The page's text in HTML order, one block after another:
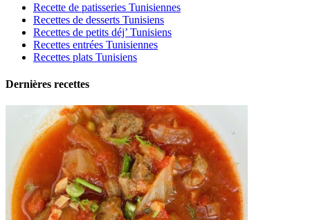
Recette de patisseries Tunisiennes
Recettes de desserts Tunisiens
Recettes de petits déj’ Tunisiens
Recettes entrées Tunisiennes
Recettes plats Tunisiens
Dernières recettes